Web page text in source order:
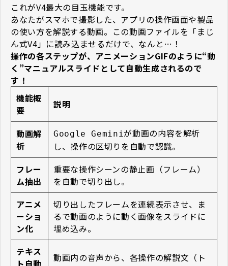
これがV4最大の目玉機能です。
あなたがスマホで撮影した、アプリの操作画面や製品
の使い方を解説する動画。この動画ファイルを「まじ
ん式V4」に読み込ませるだけで、なんと…！
操作の各ステップが、アニメーションGIFのように“動
く”マニュアルスライドとして自動生成されるので
す！
機能概
要
説明
動画解
析
Google Geminiが動画の内容を解析
し、操作の区切りを自動で認識。
フレー
ム抽出
重要な操作シーンの静止画（フレーム）
を自動で切り出し。
アニメ
ーショ
ン化
切り出したフレームを連続表示させ、ま
るで動画のように動く画像をスライドに
埋め込み。
テキス
ト自動
動画内の音声から、各操作の解説文（ト